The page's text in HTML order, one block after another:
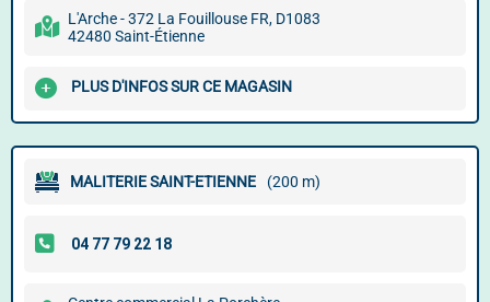
L'Arche - 372 La Fouillouse FR, D1083
42480 Saint-Étienne
PLUS D'INFOS SUR CE MAGASIN
MALITERIE SAINT-ETIENNE (200 m)